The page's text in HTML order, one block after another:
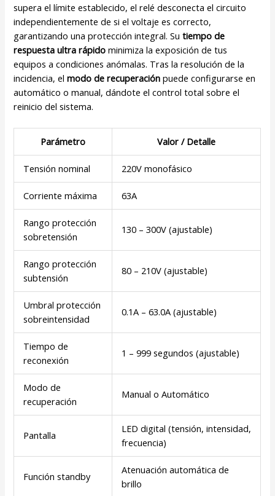
supera el límite establecido, el relé desconecta el circuito
independientemente de si el voltaje es correcto,
garantizando una protección integral. Sutiempo de
respuesta ultra rápido minimiza la exposición de tus
equipos a condiciones anómalas. Tras la resolución de la
incidencia, elmodo de recuperación puede configurarse en
automático o manual, dándote el control total sobre el
reinicio del sistema.
Parámetro Valor / Detalle
Tensión nominal 220V monofásico
Corriente máxima 63A
Rango protección
sobretensión
130 – 300V (ajustable)
Rango protección
subtensión
80 – 210V (ajustable)
Umbral protección
sobreintensidad
0.1A – 63.0A (ajustable)
Tiempo de
reconexión
1 – 999 segundos (ajustable)
Modo de
recuperación
Manual o Automático
Pantalla
LED digital (tensión, intensidad,
frecuencia)
Función standby
Atenuación automática de
brillo